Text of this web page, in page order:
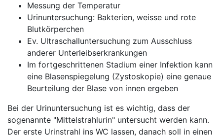
Messung der Temperatur
Urinuntersuchung: Bakterien, weisse und rote
Blutkörperchen
Ev. Ultraschalluntersuchung zum Ausschluss
anderer Unterleibserkrankungen
Im fortgeschrittenen Stadium einer Infektion kann
eine Blasenspiegelung (Zystoskopie) eine genaue
Beurteilung der Blase von innen ergeben
Bei der Urinuntersuchung ist es wichtig, dass der
sogenannte "Mittelstrahlurin" untersucht werden kann.
Der erste Urinstrahl ins WC lassen, danach soll in einen